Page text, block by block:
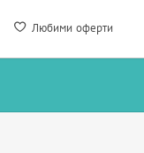
Любими оферти